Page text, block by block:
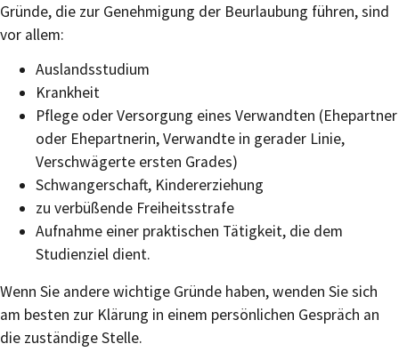
Gründe, die zur Genehmigung der Beurlaubung führen, sind
vor allem:
Auslandsstudium
Krankheit
Pflege oder Versorgung eines Verwandten (Ehepartner
oder Ehepartnerin, Verwandte in gerader Linie,
Verschwägerte ersten Grades)
Schwangerschaft, Kindererziehung
zu verbüßende Freiheitsstrafe
Aufnahme einer praktischen Tätigkeit, die dem
Studienziel dient.
Wenn Sie andere wichtige Gründe haben, wenden Sie sich
am besten zur Klärung in einem persönlichen Gespräch an
die zuständige Stelle.